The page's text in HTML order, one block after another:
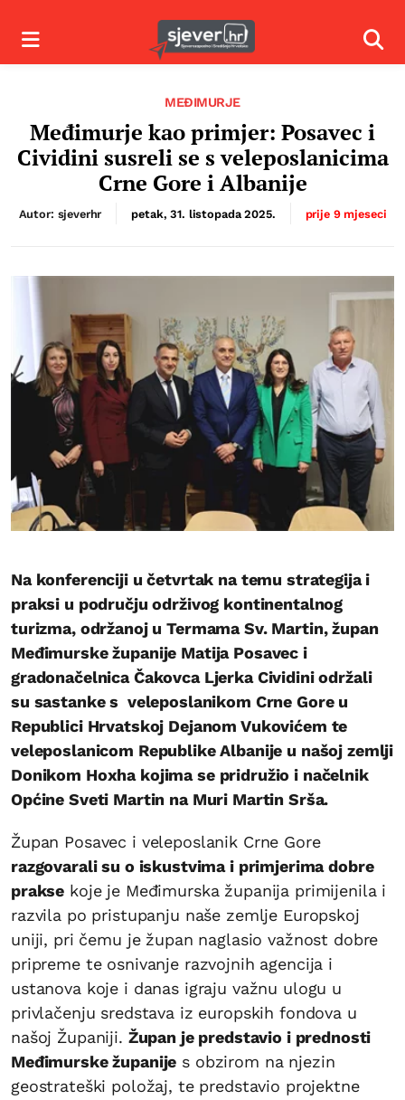
Izbornik
MEĐIMURJE
Međimurje kao primjer: Posavec i
Cividini susreli se s veleposlanicima
Crne Gore i Albanije
Autor: sjeverhr petak, 31. listopada 2025. prije 9 mjeseci
Na konferenciji u četvrtak na temu strategija i
praksi u području održivog kontinentalnog
turizma, održanoj u Termama Sv. Martin, župan
Međimurske županije Matija Posavec i
gradonačelnica Čakovca Ljerka Cividini održali
su sastanke s veleposlanikom Crne Gore u
Republici Hrvatskoj Dejanom Vukovićem te
veleposlanicom Republike Albanije u našoj zemlji
Donikom Hoxha kojima se pridružio i načelnik
Općine Sveti Martin na Muri Martin Srša.
Župan Posavec i veleposlanik Crne Gore
razgovarali su o iskustvima i primjerima dobre
prakse koje je Međimurska županija primijenila i
razvila po pristupanju naše zemlje Europskoj
uniji, pri čemu je župan naglasio važnost dobre
pripreme te osnivanje razvojnih agencija i
ustanova koje i danas igraju važnu ulogu u
privlačenju sredstava iz europskih fondova u
našoj Županiji. Župan je predstavio i prednosti
Međimurske županije s obzirom na njezin
geostrateški položaj, te predstavio projektne